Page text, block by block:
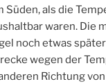
Süden, als die
waren. Die
noch etwas
wegen der
Richtung